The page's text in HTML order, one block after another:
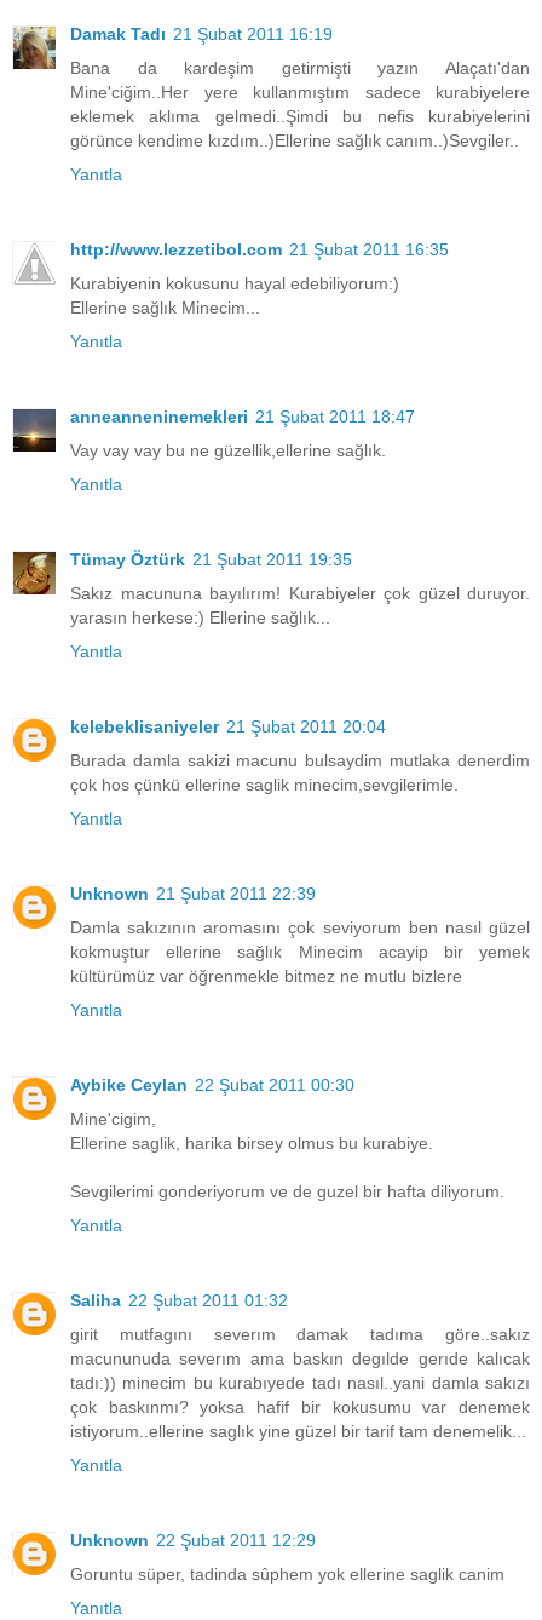
Damak Tadı 21 Şubat 2011 16:19
Bana da kardeşim getirmişti yazın Alaçatı'dan
Mine'ciğim..Her yere kullanmıştım sadece kurabiyelere
eklemek aklıma gelmedi..Şimdi bu nefis kurabiyelerini
görünce kendime kızdım..)Ellerine sağlık canım..)Sevgiler..
Yanıtla
http://www.lezzetibol.com 21 Şubat 2011 16:35
Kurabiyenin kokusunu hayal edebiliyorum:)
Ellerine sağlık Minecim...
Yanıtla
anneanneninemekleri 21 Şubat 2011 18:47
Vay vay vay bu ne güzellik,ellerine sağlık.
Yanıtla
Tümay Öztürk 21 Şubat 2011 19:35
Sakız macununa bayılırım! Kurabiyeler çok güzel duruyor.
yarasın herkese:) Ellerine sağlık...
Yanıtla
kelebeklisaniyeler 21 Şubat 2011 20:04
Burada damla sakizi macunu bulsaydim mutlaka denerdim
çok hos çünkü ellerine saglik minecim,sevgilerimle.
Yanıtla
Unknown 21 Şubat 2011 22:39
Damla sakızının aromasını çok seviyorum ben nasıl güzel
kokmuştur ellerine sağlık Minecim acayip bir yemek
kültürümüz var öğrenmekle bitmez ne mutlu bizlere
Yanıtla
Aybike Ceylan 22 Şubat 2011 00:30
Mine'cigim,
Ellerine saglik, harika birsey olmus bu kurabiye.
Sevgilerimi gonderiyorum ve de guzel bir hafta diliyorum.
Yanıtla
Saliha 22 Şubat 2011 01:32
girit mutfagını severım damak tadıma göre..sakız
macununuda severım ama baskın degılde gerıde kalıcak
tadı:)) minecim bu kurabıyede tadı nasıl..yani damla sakızı
çok baskınmı? yoksa hafif bir kokusumu var denemek
istiyorum..ellerine saglık yine güzel bir tarif tam denemelik...
Yanıtla
Unknown 22 Şubat 2011 12:29
Goruntu süper, tadinda sûphem yok ellerine saglik canim
Yanıtla